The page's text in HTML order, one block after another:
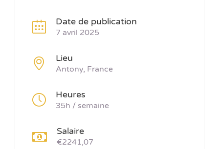
Date de publication
7 avril 2025
Lieu
Antony, France
Heures
35h / semaine
Salaire
€2241,07